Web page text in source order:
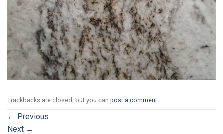
Trackbacks are closed, but you can post a comment.
← Previous
Next →